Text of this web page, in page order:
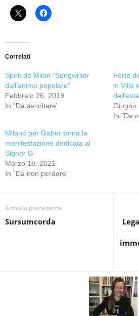
Correlati
Spirit de Milan “Songwriter
dall’animo popolare”
Febbraio 26, 2019
In "Da ascoltare"
Forte
in Villa
Giugno
In "Da
Milano per Gaber torna la
manifestazione dedicata al
Signor G
Marzo 18, 2021
In "Da non perdere"
Articolo precedente
Sursumcorda